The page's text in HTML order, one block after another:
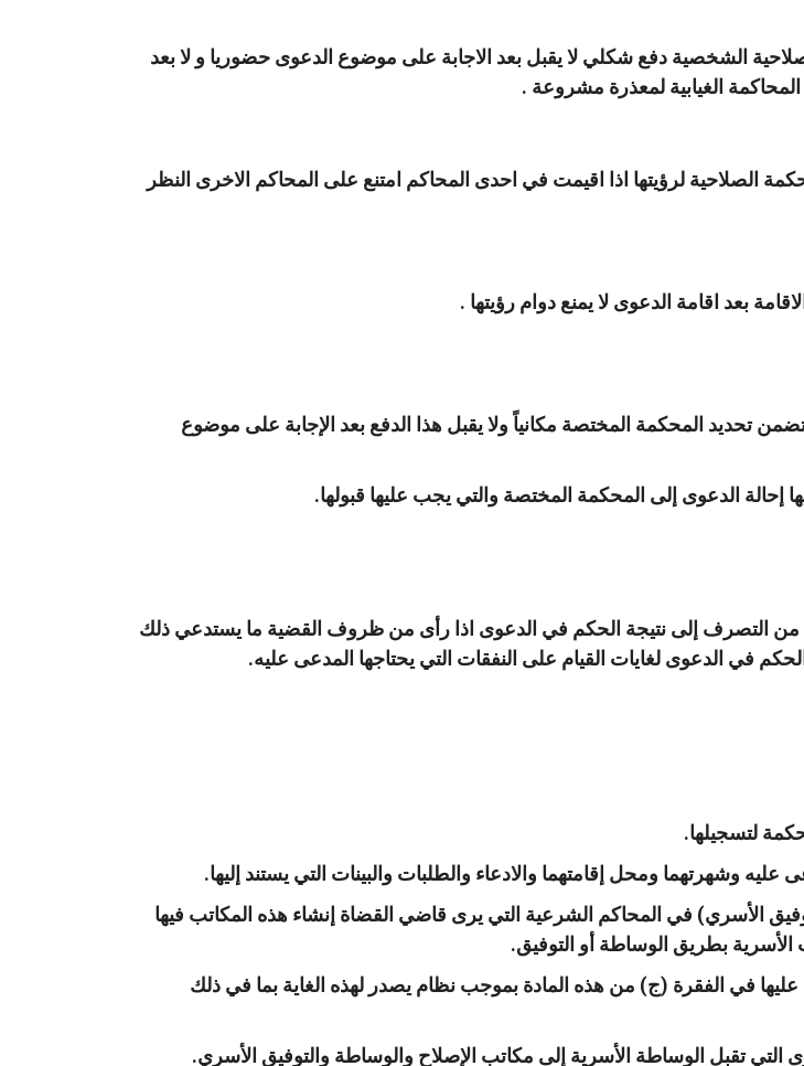
الشخصية دفع شكلي لا يقبل بعد الاجابة على موضوع الدعوى حضوريا و لا بعد
الغيابية لمعذرة مشروعة .
الصلاحية لرؤيتها اذا اقيمت في احدى المحاكم امتنع على المحاكم الاخرى النظر
بعد اقامة الدعوى لا يمنع دوام رؤيتها .
تحديد المحكمة المختصة مكانياً ولا يقبل هذا الدفع بعد الإجابة على موضوع
الدعوى إلى المحكمة المختصة والتي يجب عليها قبولها.
التصرف إلى نتيجة الحكم في الدعوى اذا رأى من ظروف القضية ما يستدعي ذلك
في الدعوى لغايات القيام على النفقات التي يحتاجها المدعى عليه.
لتسجيلها.
وشهرتهما ومحل إقامتهما والادعاء والطلبات والبينات التي يستند إليها.
الأسري) في المحاكم الشرعية التي يرى قاضي القضاة إنشاء هذه المكاتب فيها
بطريق الوساطة أو التوفيق.
في الفقرة (ج) من هذه المادة بموجب نظام يصدر لهذه الغاية بما في ذلك
تقبل الوساطة الأسرية إلى مكاتب الإصلاح والوساطة والتوفيق الأسري.